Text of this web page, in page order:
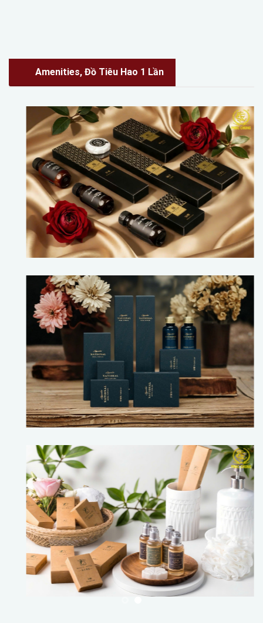
Amenities, Đồ Tiêu Hao 1 Lần